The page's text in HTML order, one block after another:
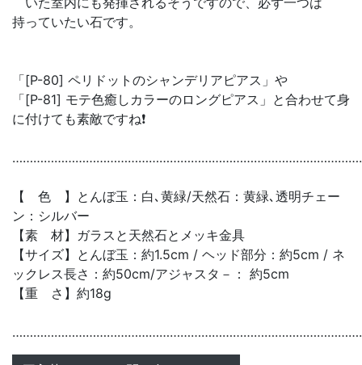
持っていたい石です。
「[P-80] ペリドットのシャンデリアピアス」や
「[P-81] モテ色癒しカラーのロングピアス」と合わせて身
に付けても素敵ですね❗
【 色 】とんぼ玉：白､黄緑/天然石：黄緑､透明チェー
ン：シルバー
【素 材】ガラスと天然石とメッキ金具
【サイズ】とんぼ玉：約1.5cm / ヘッド部分：約5cm / ネ
ックレス長さ：約50cm/アジャスタ－： 約5cm
【重 さ】約18g